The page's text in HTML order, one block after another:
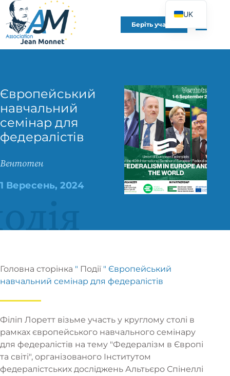
Беріть участь
Європейський
навчальний
семінар для
федералістів
Вентотен
1 Вересень, 2024
Головна сторінка " Події " Європейський
навчальний семінар для федералістів
Філіп Лоретт візьме участь у круглому столі в
рамках європейського навчального семінару
для федералістів на тему "Федералізм в Європі
та світі", організованого Інститутом
федералістських досліджень Альтьєро Спінеллі
UK
FR
EN
IT
PT
PL